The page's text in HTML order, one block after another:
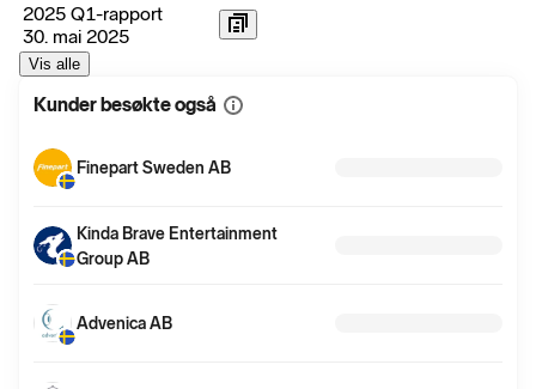
2025 Q1-rapport
30. mai 2025
Vis alle
Kunder besøkte også Vis
Finepart Sweden AB
Kinda Brave Entertainment
Group AB
Advenica AB